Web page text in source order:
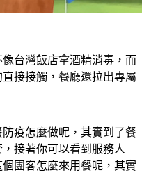
台灣飯店拿酒精消毒，而
接接觸，餐廳還拉出專屬
疫怎麼做呢，其實到了餐
接著你可以看到服務人
團客怎麼來用餐呢，其實